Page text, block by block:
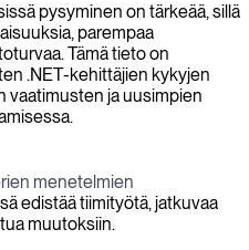
pysyminen on tärkeää, sillä
parempaa
Tämä tieto on
.NET-kehittäjien kykyjen
vaatimusten ja uusimpien
menetelmien
edistää tiimityötä, jatkuvaa
muutoksiin.